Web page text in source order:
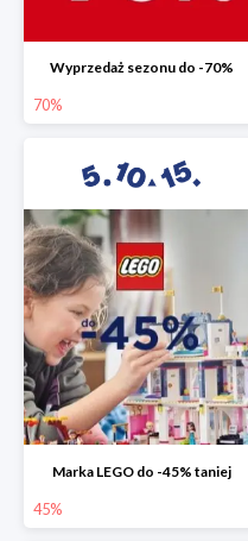
Wyprzedaż sezonu do -70%
70%
Marka LEGO do -45% taniej
45%